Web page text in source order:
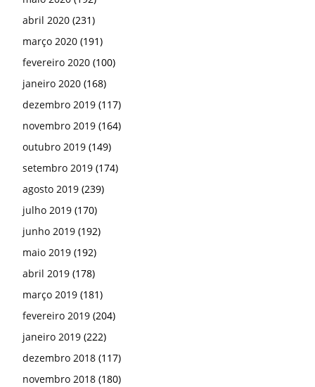
abril 2020 (231)
março 2020 (191)
fevereiro 2020 (100)
janeiro 2020 (168)
dezembro 2019 (117)
novembro 2019 (164)
outubro 2019 (149)
setembro 2019 (174)
agosto 2019 (239)
julho 2019 (170)
junho 2019 (192)
maio 2019 (192)
abril 2019 (178)
março 2019 (181)
fevereiro 2019 (204)
janeiro 2019 (222)
dezembro 2018 (117)
novembro 2018 (180)